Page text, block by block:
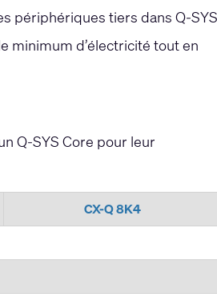
périphériques tiers dans Q-SYS
minimum d’électricité tout en
Q-SYS Core pour leur
CX-Q 8K4